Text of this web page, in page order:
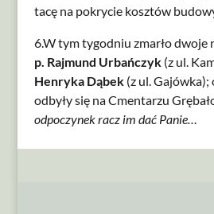
tacę na pokrycie kosztów
6.W tym tygodniu zmarło dwoje
p. Rajmund Urbańczyk(z ul.
Henryka Dąbek(z ul. Gajówka);
odbyły się na Cmentarzu
odpoczynek racz im dać Panie…